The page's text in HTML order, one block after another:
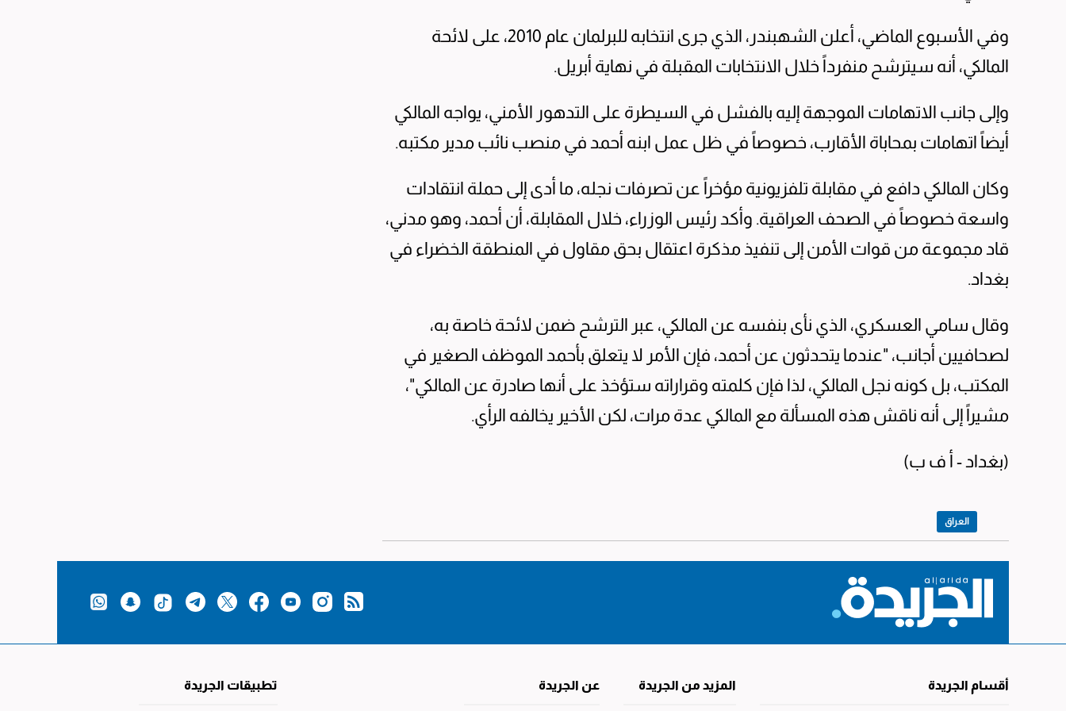
وفي الأسبوع الماضي، أعلن الشهبندر، الذي جرى انتخابه للبرلمان عام 2010، على لائحة
المالكي، أنه سيترشح منفرداً خلال الانتخابات المقبلة في نهاية أبريل.
وإلى جانب الاتهامات الموجهة إليه بالفشل في السيطرة على التدهور الأمني، يواجه المالكي
أيضاً اتهامات بمحاباة الأقارب، خصوصاً في ظل عمل ابنه أحمد في منصب نائب مدير مكتبه.
وكان المالكي دافع في مقابلة تلفزيونية مؤخراً عن تصرفات نجله، ما أدى إلى حملة انتقادات
واسعة خصوصاً في الصحف العراقية. وأكد رئيس الوزراء، خلال المقابلة، أن أحمد، وهو مدني،
قاد مجموعة من قوات الأمن إلى تنفيذ مذكرة اعتقال بحق مقاول في المنطقة الخضراء في
بغداد.
وقال سامي العسكري، الذي نأى بنفسه عن المالكي، عبر الترشح ضمن لائحة خاصة به،
لصحافيين أجانب، "عندما يتحدثون عن أحمد، فإن الأمر لا يتعلق بأحمد الموظف الصغير في
المكتب، بل كونه نجل المالكي، لذا فإن كلمته وقراراته ستؤخذ على أنها صادرة عن المالكي"،
مشيراً إلى أنه ناقش هذه المسألة مع المالكي عدة مرات، لكن الأخير يخالفه الرأي.
(بغداد - أ ف ب)
العراق
أقسام الجريدة المزيد من الجريدة عن الجريدة تطبيقات الجريدة